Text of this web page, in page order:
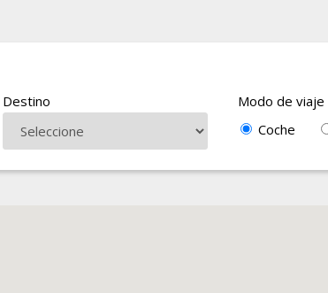
Destino
Modo de viaje
Coche